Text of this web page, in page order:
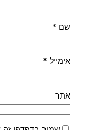
שם *
אימייל *
אתר